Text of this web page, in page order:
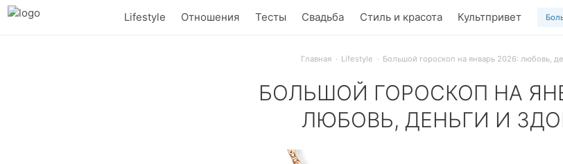
Lifestyle Отношения Тесты Свадьба Стиль и красота Культпривет
Главная Lifestyle Большой гороскоп на январь 2026: любовь,
БОЛЬШОЙ ГОРОСКОП НА
ЛЮБОВЬ, ДЕНЬГИ И
Узнай, что ждет тебя в любви, финансах и здоровье.